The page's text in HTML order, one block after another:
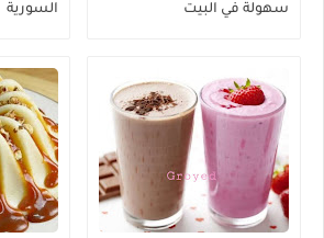
سهولة في البيت
السورية